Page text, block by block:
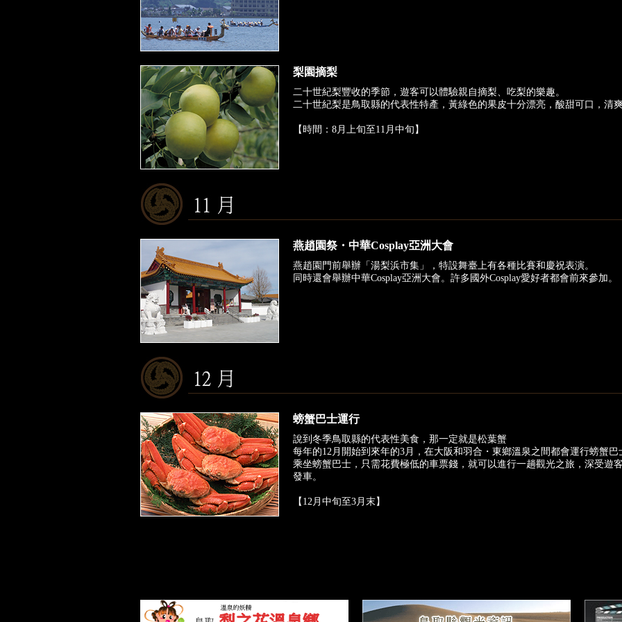
梨園摘梨
二十世紀梨豐收的季節，遊客可以體驗親自摘梨、吃梨的樂趣。
二十世紀梨是鳥取縣的代表性特產，黃綠色的果皮十分漂亮，酸甜可口，清
【時間：8月上旬至11月中旬】
燕趙園祭・中華Cosplay亞洲大會
燕趙園門前舉辦「湯梨浜市集」，特設舞臺上有各種比賽和慶祝表演。
同時還會舉辦中華Cosplay亞洲大會。許多國外Cosplay愛好者都會前來參加。
螃蟹巴士運行
說到冬季鳥取縣的代表性美食，那一定就是松葉蟹
每年的12月開始到來年的3月，在大阪和羽合・東鄉溫泉之間都會運行螃蟹巴
乘坐螃蟹巴士，只需花費極低的車票錢，就可以進行一趟觀光之旅，深受遊
發車。
【12月中旬至3月末】